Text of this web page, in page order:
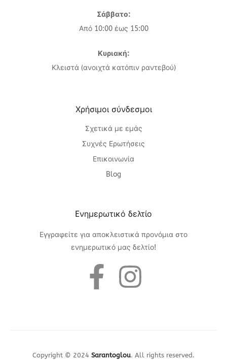
Σάββατο:
Από 10:00 έως 15:00
Κυριακή:
Κλειστά (ανοιχτά κατόπιν ραντεβού)
Χρήσιμοι σύνδεσμοι
Σχετικά με εμάς
Συχνές Ερωτήσεις
Επικοινωνία
Blog
Eνημερωτικό δελτίο
Εγγραφείτε για αποκλειστικά προνόμια στο
ενημερωτικό μας δελτίο!
Copyright © 2024 Sarantoglou. All rights reserved.